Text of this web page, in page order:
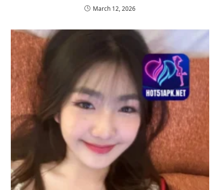
March 12, 2026